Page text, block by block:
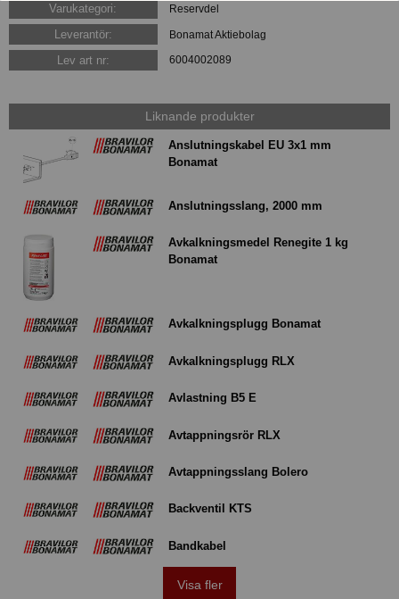
Varukategori: Reservdel
Leverantör: Bonamat Aktiebolag
Lev art nr: 6004002089
Liknande produkter
Anslutningskabel EU 3x1 mm
Bonamat
Anslutningsslang, 2000 mm
Avkalkningsmedel Renegite 1 kg
Bonamat
Avkalkningsplugg Bonamat
Avkalkningsplugg RLX
Avlastning B5 E
Avtappningsrör RLX
Avtappningsslang Bolero
Backventil KTS
Bandkabel
Visa fler